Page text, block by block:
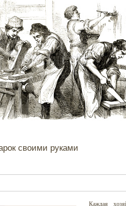
своими руками
Каждая